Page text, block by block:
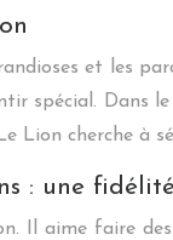
et les
spécial. Dans
Lion cherche
: une
Il aime faire